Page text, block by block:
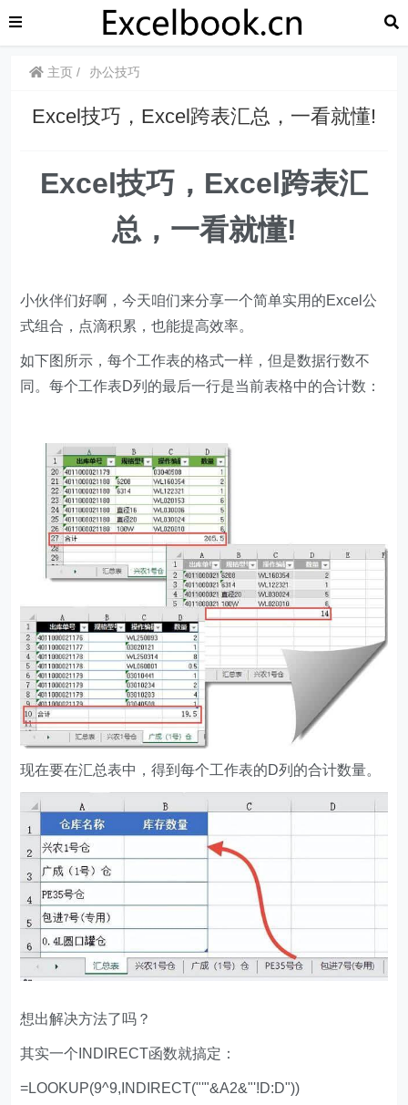
主页 办公技巧
​​Excel技巧，Excel跨表汇总，一看就懂!
​​Excel技巧，​​Excel跨表汇
总，一看就懂!
小伙伴们好啊，今天咱们来分享一个简单实用的Excel公
式组合，点滴积累，也能提高效率。
如下图所示，每个工作表的格式一样，但是数据行数不
同。每个工作表D列的最后一行是当前表格中的合计数：
现在要在汇总表中，得到每个工作表的D列的合计数量。
想出解决方法了吗？
其实一个INDIRECT函数就搞定：
=LOOKUP(9^9,INDIRECT("'"&A2&"'!D:D"))